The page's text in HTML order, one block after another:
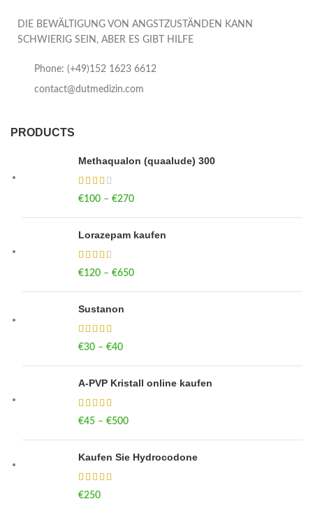
DIE BEWÄLTIGUNG VON ANGSTZUSTÄNDEN KANN
SCHWIERIG SEIN, ABER ES GIBT HILFE
Phone: (+49)152 1623 6612
contact@dutmedizin.com
PRODUCTS
Methaqualon (quaalude) 300
€100 – €270
Lorazepam kaufen
€120 – €650
Sustanon
€30 – €40
A-PVP Kristall online kaufen
€45 – €500
Kaufen Sie Hydrocodone
€250